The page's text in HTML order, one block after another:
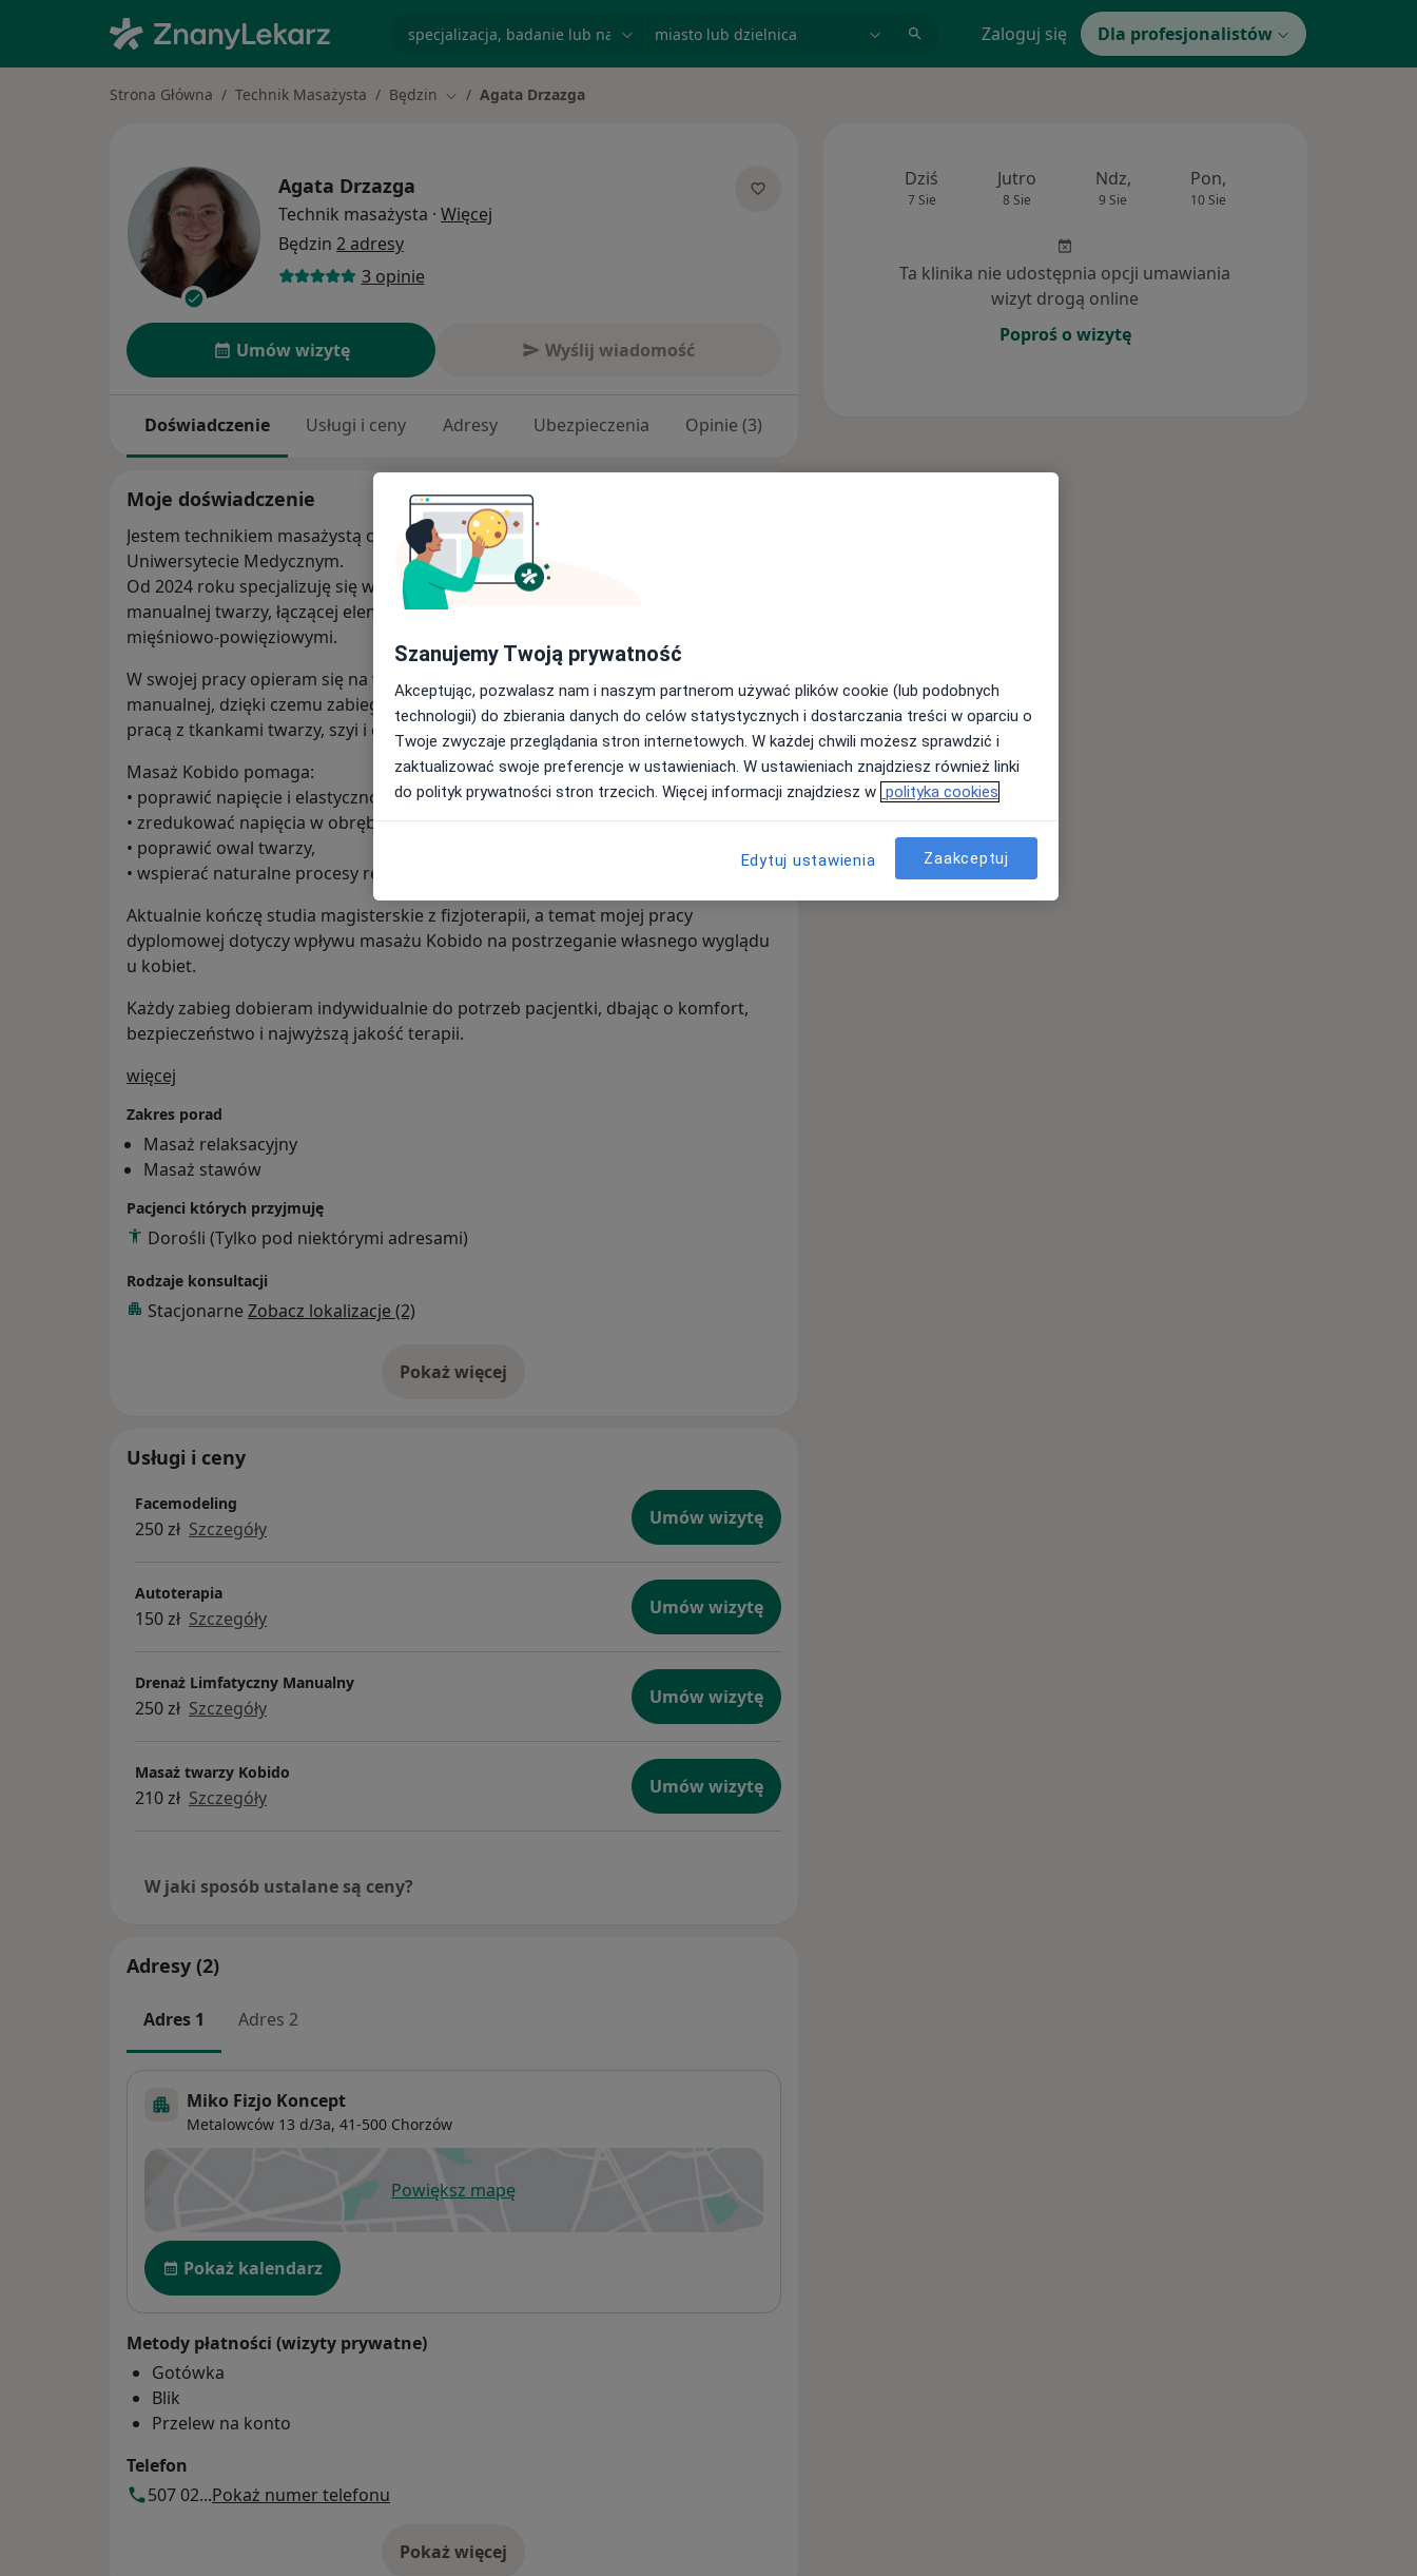
Zaloguj się Dla profesjonalistów
Strona Główna Technik Masażysta Będzin Zmień miasto
Agata Drzazga
Agata Drzazga
Technik masażysta · Więcej
Będzin 2 adresy
3 opinie
Umów wizytę Wyślij wiadomość
Doświadczenie Usługi i ceny Adresy Ubezpieczenia Opinie (3)
Moje doświadczenie
Jestem technikiem masażystą oraz magistrantką fizjoterapii na Śląskim
Uniwersytecie Medycznym.
Od 2024 roku specjalizuję się w masażu Kobido — zaawansowanej technice
manualnej twarzy, łączącej elementy liftingu, drenażu i pracy z napięciami
mięśniowo-powięziowymi.
W swojej pracy opieram się na wiedzy z zakresu anatomii, fizjoterapii oraz terapii
manualnej, dzięki czemu zabieg jest nie tylko formą relaksu, ale także świadomą
pracą z tkankami twarzy, szyi i dekoltu.
Masaż Kobido pomaga:
• poprawić napięcie i elastyczność skóry,
• zredukować napięcia w obrębie twarzy i stawu skroniowo-żuchwowego,
• poprawić owal twarzy,
• wspierać naturalne procesy regeneracyjne skóry.
Aktualnie kończę studia magisterskie z fizjoterapii, a temat mojej pracy
dyplomowej dotyczy wpływu masażu Kobido na postrzeganie własnego wyglądu
u kobiet.
Każdy zabieg dobieram indywidualnie do potrzeb pacjentki, dbając o komfort,
bezpieczeństwo i najwyższą jakość terapii.
więcej
Zakres porad
Masaż relaksacyjny
Masaż stawów
Pacjenci których przyjmuję
Dorośli (Tylko pod niektórymi adresami)
Rodzaje konsultacji
Stacjonarne Zobacz lokalizacje (2)
Pokaż więcejo doświadczeniu
Usługi i ceny
Facemodeling
250 zł Szczegóły Umów wizytę
Autoterapia
150 zł Szczegóły Umów wizytę
Drenaż Limfatyczny Manualny
250 zł Szczegóły Umów wizytę
Masaż twarzy Kobido
210 zł Szczegóły Umów wizytę
W jaki sposób ustalane są ceny?
Adresy (2)
Adres 1 Adres 2
Miko Fizjo Koncept
Metalowców 13 d/3a, 41-500 Chorzów
Powiększ mapęotwiera się w nowej karcie
Dostępność
Pokaż kalendarz
Metody płatności (wizyty prywatne)
Gotówka
Blik
Przelew na konto
Telefon
507 02...Pokaż numer telefonu
Pokaż więcej
o adresie
Dziś
7 Sie
Jutro
8 Sie
Ndz,
9 Sie
Pon,
10 Sie
Ta klinika nie udostępnia opcji umawiania
wizyt drogą online
Poproś o wizytę
Szanujemy Twoją prywatność
Akceptując, pozwalasz nam i naszym partnerom używać plików cookie (lub podobnych
technologii) do zbierania danych do celów statystycznych i dostarczania treści w oparciu o
Twoje zwyczaje przeglądania stron internetowych. W każdej chwili możesz sprawdzić i
zaktualizować swoje preferencje w ustawieniach. W ustawieniach znajdziesz również linki
do polityk prywatności stron trzecich. Więcej informacji znajdziesz w polityka cookies
Edytuj ustawienia Zaakceptuj